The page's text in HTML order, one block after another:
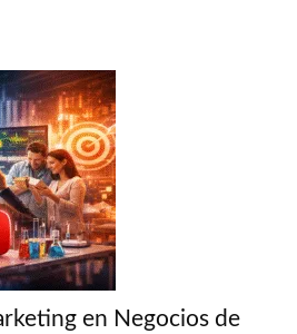
en Negocios de